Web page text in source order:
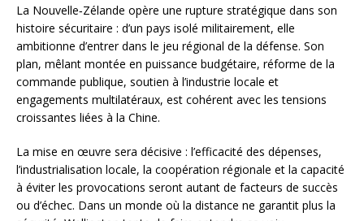
La Nouvelle‑Zélande opère une rupture stratégique dans son
histoire sécuritaire : d’un pays isolé militairement, elle
ambitionne d’entrer dans le jeu régional de la défense. Son
plan, mêlant montée en puissance budgétaire, réforme de la
commande publique, soutien à l’industrie locale et
engagements multilatéraux, est cohérent avec les tensions
croissantes liées à la Chine.
La mise en œuvre sera décisive : l’efficacité des dépenses,
l’industrialisation locale, la coopération régionale et la capacité
à éviter les provocations seront autant de facteurs de succès
ou d’échec. Dans un monde où la distance ne garantit plus la